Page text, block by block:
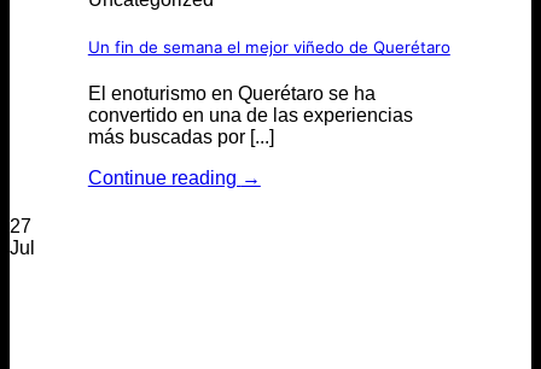
Un fin de semana el mejor viñedo de Querétaro
El enoturismo en Querétaro se ha
convertido en una de las experiencias
más buscadas por [...]
Continue reading →
27
Jul